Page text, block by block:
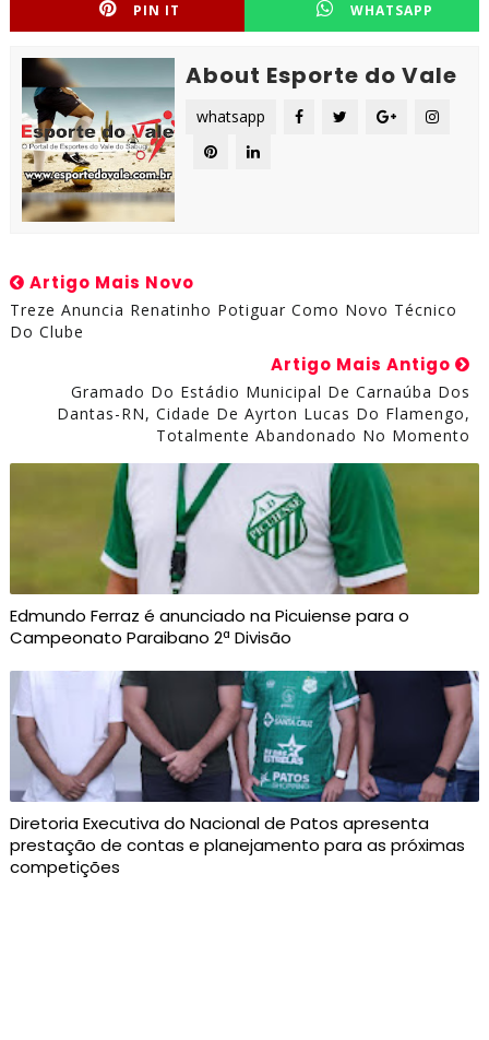
PIN IT WHATSAPP
About Esporte do Vale
whatsapp
Artigo Mais Novo
Treze Anuncia Renatinho Potiguar Como Novo Técnico
Do Clube
Artigo Mais Antigo
Gramado Do Estádio Municipal De Carnaúba Dos
Dantas-RN, Cidade De Ayrton Lucas Do Flamengo,
Totalmente Abandonado No Momento
Edmundo Ferraz é anunciado na Picuiense para o
Campeonato Paraibano 2ª Divisão
Diretoria Executiva do Nacional de Patos apresenta
prestação de contas e planejamento para as próximas
competições